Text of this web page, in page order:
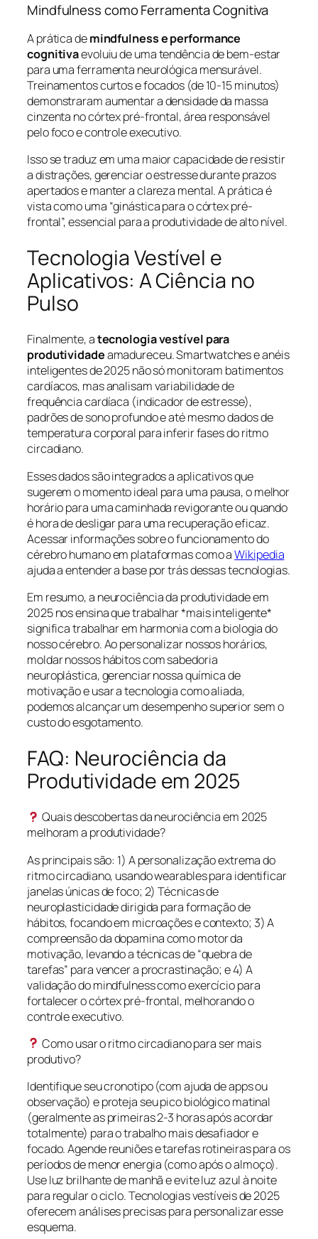
Mindfulness como Ferramenta Cognitiva
A prática demindfulness e performance
cognitivaevoluiu de uma tendência de bem-estar
para uma ferramenta neurológica mensurável.
Treinamentos curtos e focados (de 10-15 minutos)
demonstraram aumentar a densidade da massa
cinzenta no córtex pré-frontal, área responsável
pelo foco e controle executivo.
Isso se traduz em uma maior capacidade de resistir
a distrações, gerenciar o estresse durante prazos
apertados e manter a clareza mental. A prática é
vista como uma “ginástica para o córtex pré-
frontal”, essencial para a produtividade de alto nível.
Tecnologia Vestível e
Aplicativos: A Ciência no
Pulso
Finalmente, atecnologia vestível para
produtividadeamadureceu. Smartwatches e anéis
inteligentes de 2025 não só monitoram batimentos
cardíacos, mas analisam variabilidade de
frequência cardíaca (indicador de estresse),
padrões de sono profundo e até mesmo dados de
temperatura corporal para inferir fases do ritmo
circadiano.
Esses dados são integrados a aplicativos que
sugerem o momento ideal para uma pausa, o melhor
horário para uma caminhada revigorante ou quando
é hora de desligar para uma recuperação eficaz.
Acessar informações sobre o funcionamento do
cérebro humano em plataformas como aWikipedia
ajuda a entender a base por trás dessas tecnologias.
Em resumo, a neurociência da produtividade em
2025 nos ensina que trabalhar *mais inteligente*
significa trabalhar em harmonia com a biologia do
nosso cérebro. Ao personalizar nossos horários,
moldar nossos hábitos com sabedoria
neuroplástica, gerenciar nossa química de
motivação e usar a tecnologia como aliada,
podemos alcançar um desempenho superior sem o
custo do esgotamento.
FAQ: Neurociência da
Produtividade em 2025
Quais descobertas da neurociência em 2025
melhoram a produtividade?
As principais são: 1) A personalização extrema do
ritmo circadiano, usando wearables para identificar
janelas únicas de foco; 2) Técnicas de
neuroplasticidade dirigida para formação de
hábitos, focando em microações e contexto; 3) A
compreensão da dopamina como motor da
motivação, levando a técnicas de “quebra de
tarefas” para vencer a procrastinação; e 4) A
validação do mindfulness como exercício para
fortalecer o córtex pré-frontal, melhorando o
controle executivo.
Como usar o ritmo circadiano para ser mais
produtivo?
Identifique seu cronotipo (com ajuda de apps ou
observação) e proteja seu pico biológico matinal
(geralmente as primeiras 2-3 horas após acordar
totalmente) para o trabalho mais desafiador e
focado. Agende reuniões e tarefas rotineiras para os
períodos de menor energia (como após o almoço).
Use luz brilhante de manhã e evite luz azul à noite
para regular o ciclo. Tecnologias vestíveis de 2025
oferecem análises precisas para personalizar esse
esquema.